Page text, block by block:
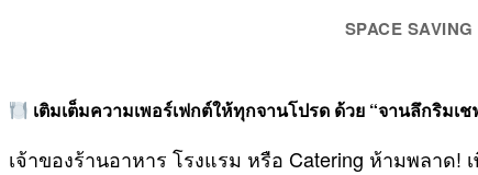
SPACE SAVING
เติมเต็มความเพอร์เฟกต์ให้ทุกจานโปรด ด้วย “จานลึกริมเช
เจ้าของร้านอาหาร โรงแรม หรือ Catering ห้ามพลา